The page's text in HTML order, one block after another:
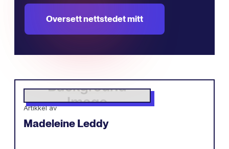
Oversett nettstedet mitt
Artikkel av
Madeleine Leddy